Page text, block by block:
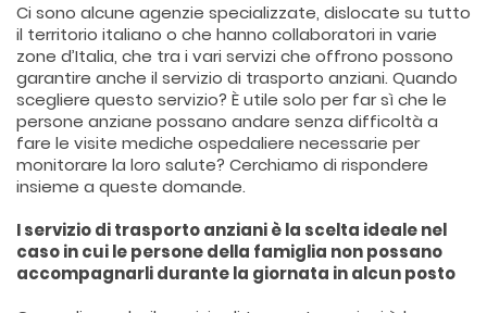
Ci sono alcune agenzie specializzate, dislocate su tutto
il territorio italiano o che hanno collaboratori in varie
zone d’Italia, che tra i vari servizi che offrono possono
garantire anche il servizio di trasporto anziani. Quando
scegliere questo servizio? È utile solo per far sì che le
persone anziane possano andare senza difficoltà a
fare le visite mediche ospedaliere necessarie per
monitorare la loro salute? Cerchiamo di rispondere
insieme a queste domande.
I servizio di trasporto anziani è la scelta ideale nel
caso in cui le persone della famiglia non possano
accompagnarli durante la giornata in alcun posto